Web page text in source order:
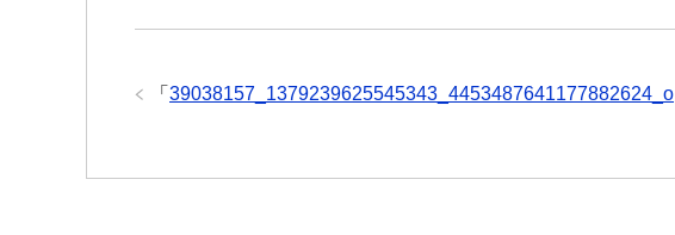
「 39038157_1379239625545343_4453487641177882624_o